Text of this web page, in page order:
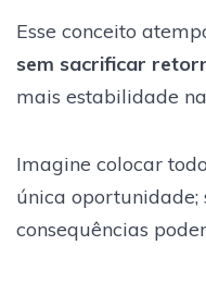
Esse conceito
sem sacrificar
mais estabilidade
Imagine colocar
única oportunidade;
consequências